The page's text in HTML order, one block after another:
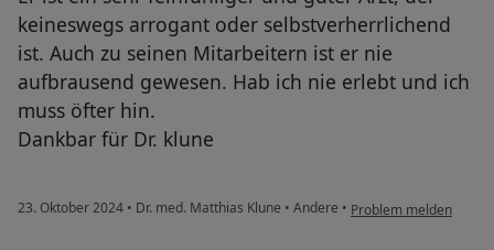
keineswegs arrogant oder selbstverherrlichend
ist. Auch zu seinen Mitarbeitern ist er nie
aufbrausend gewesen. Hab ich nie erlebt und ich
muss öfter hin.
Dankbar für Dr. klune
23. Oktober 2024 • Dr. med. Matthias Klune • Andere • Problem melden